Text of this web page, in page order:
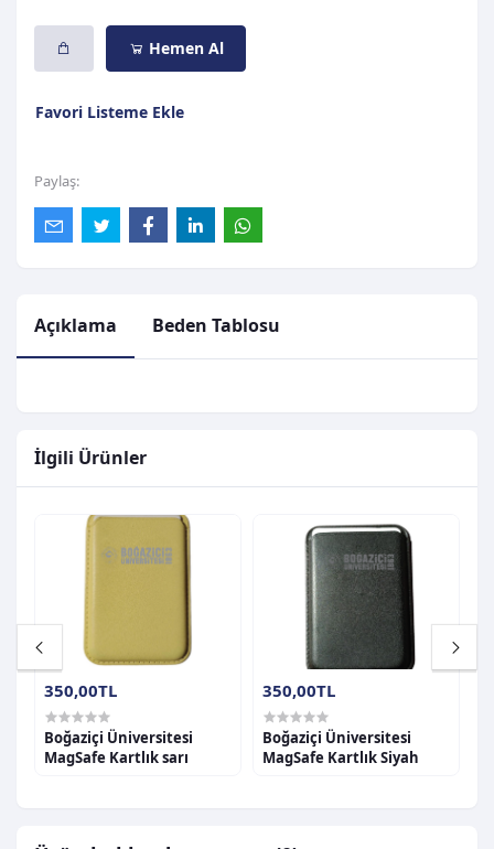
Hemen Al
Favori Listeme Ekle
Paylaş:
Açıklama Beden Tablosu
İlgili Ürünler
350,00TL
Boğaziçi Üniversitesi
MagSafe Kartlık sarı
350,00TL
Boğaziçi Üniversitesi
MagSafe Kartlık Siyah